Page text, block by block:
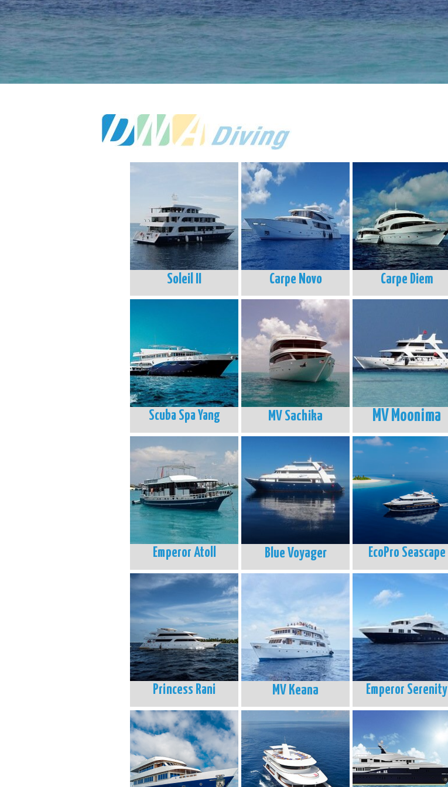
בליז
קוקוס איילנד
איי סולומון
טונגה
אינדונזיה
ג'יבוטי
באחה קליפורניה
Carpe Diem
Carpe Novo
Soleil II
MV Moonima
MV Sachika
Scuba Spa Yang
EcoPro Seascape
Blue Voyager
Emperor Atoll
Emperor Serenity
MV Keana
Princess Rani